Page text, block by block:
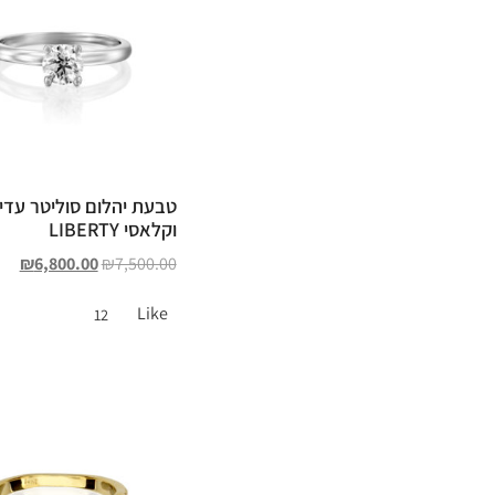
טבעת יהלום סוליטר
וקלאסי LIBERTY
₪7,500.00
₪6,800.00
Like
12